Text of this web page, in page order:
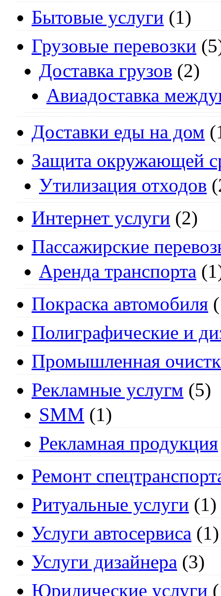
Бытовые услуги (1)
Грузовые перевозки
Доставка грузов (2)
Авиадоставка
Доставки еды на дом
Защита окружающей
Утилизация отходов
Интернет услуги (2)
Пассажирские
Аренда транспорта
Покраска автомобиля
Полиграфические и
Промышленная
Рекламные услугм (5)
SMM (1)
Рекламная продукция
Ремонт
Ритуальные услуги (1)
Услуги автосервиса (1)
Услуги дизайнера (3)
Юридические услуги